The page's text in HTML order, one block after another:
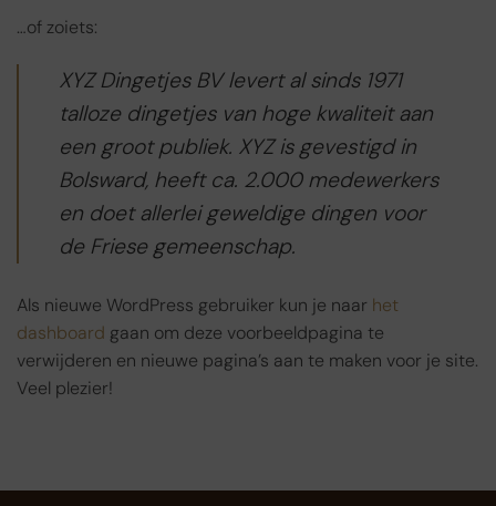
…of zoiets:
XYZ Dingetjes BV levert al sinds 1971
talloze dingetjes van hoge kwaliteit aan
een groot publiek. XYZ is gevestigd in
Bolsward, heeft ca. 2.000 medewerkers
en doet allerlei geweldige dingen voor
de Friese gemeenschap.
Als nieuwe WordPress gebruiker kun je naar het
dashboard gaan om deze voorbeeldpagina te
verwijderen en nieuwe pagina’s aan te maken voor je site.
Veel plezier!